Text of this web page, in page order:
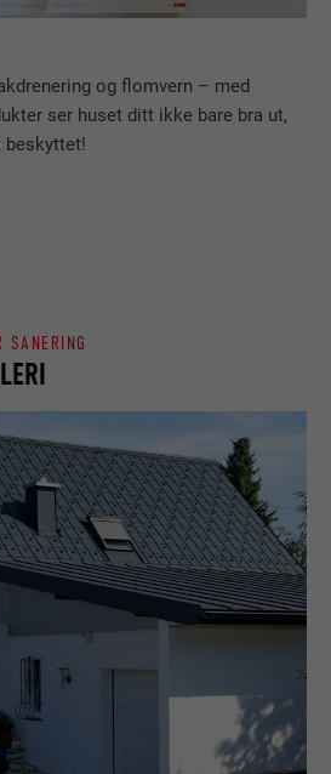
og flomvern – med
ser huset ditt ikke bare bra ut,
beskyttet!
SANERING
Optimize
hvilket språk brukeren har valgt for
av LinkedIn når et nettsted
SoMe-tjenesten LinkedIn for å
bruken av innebygde tjenester.